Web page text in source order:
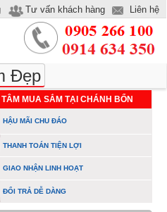
Liên hệ
Tư vấn khách hàng
Đẹp
TÂM MUA SẮM TẠI CHÁNH BỔN
HẬU MÃI CHU ĐÁO
THANH TOÁN TIỆN LỢI
GIAO NHẬN LINH HOẠT
ĐỔI TRẢ DỄ DÀNG